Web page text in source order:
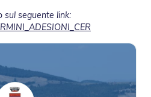
sul seguente link: